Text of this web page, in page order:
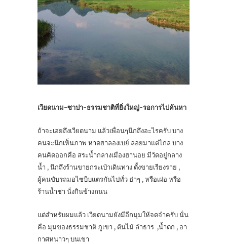
เวียดนาม-ซาปา-ธรรมชาติที่ยิ่งใหญ่-รอการไปค้นหา
ถ้าจะเอ่ยถึงเวียดนาม แล้วเพื่อนๆนึกถึงอะไรครับ บาง
คนจะนึกเห็นภาพ หาดฮาลองเบย์ ลอยมาแต่ไกล บาง
คนคิดออกคือ สระน้ำกลางเมืองฮานอย มีวัดอยู่กลาง
น้ำ , นึกถึงร้านขายกระเป๋าเดินทาง ตั้งขายเรียงราย ,
ผู้คนขับรถมอไซบีบแตรกันไปทั่ว ฮ่าๆ , หรือเฝอ หรือ
ร้านน้ำชา นั่งกินข้างถนน
แต่สำหรับผมแล้ว เวียดนามยังมีอีกมุมให้จดจำครับ นั่น
คือ มุมของธรรมชาติ ภูเขา , ต้นไม้ ลำธาร ,น้ำตก , อา
กาศหนาวๆ บนเขา